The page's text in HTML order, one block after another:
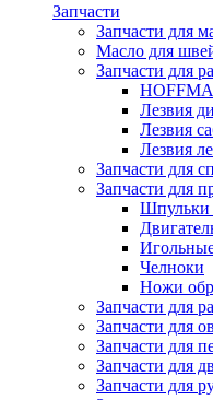
Запчасти
Запчасти для
Масло для
Запчасти для
Лезвия
Лезвия
Лезвия
Запчасти для
Запчасти для
Шпульки
Челноки
Ножи
Запчасти для
Запчасти для
Запчасти для
Запчасти для
Запчасти для